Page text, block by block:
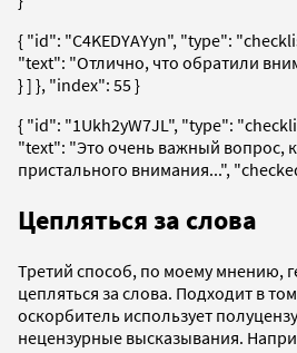
{ "id": "C4KEDYAYyn", "type":
"text": "Отлично, что обратили
} ] }, "index": 55 }
{ "id": "1Ukh2yW7JL", "type":
"text": "Это очень важный вопрос,
пристального внимания...",
Цепляться за слова
Третий способ, по моему мнению,
цепляться за слова. Подходит в
оскорбитель использует
нецензурные высказывания.